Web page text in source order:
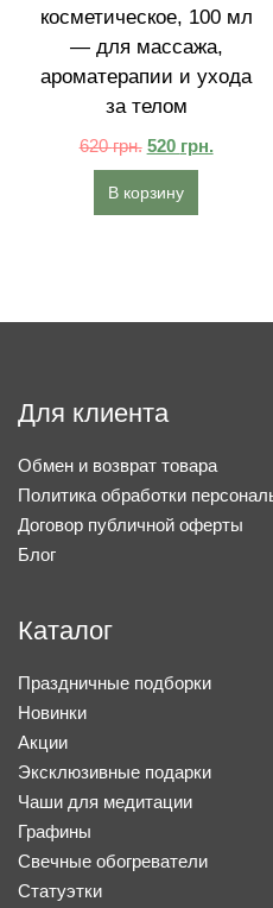
косметическое, 100 мл
— для массажа,
ароматерапии и ухода
за телом
620грн. 520 грн.
В корзину
Для клиента
Обмен и возврат товара
Политика обработки
Договор публичной оферты
Блог
Каталог
Праздничные подборки
Новинки
Акции
Эксклюзивные подарки
Чаши для медитации
Графины
Свечные обогреватели
Статуэтки